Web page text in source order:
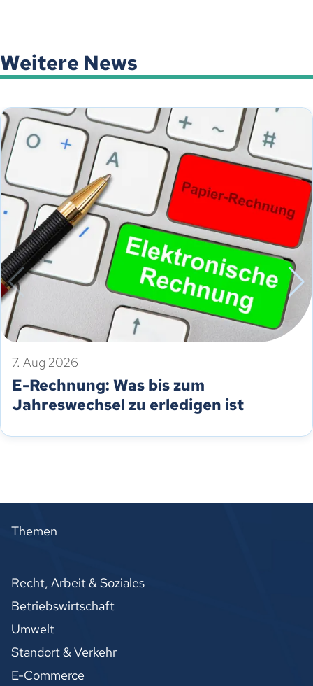
Weitere News
7. Aug 2026
E-Rechnung: Was bis zum
Jahreswechsel zu erledigen ist
Themen
Recht, Arbeit & Soziales
Betriebswirtschaft
Umwelt
Standort & Verkehr
E-Commerce